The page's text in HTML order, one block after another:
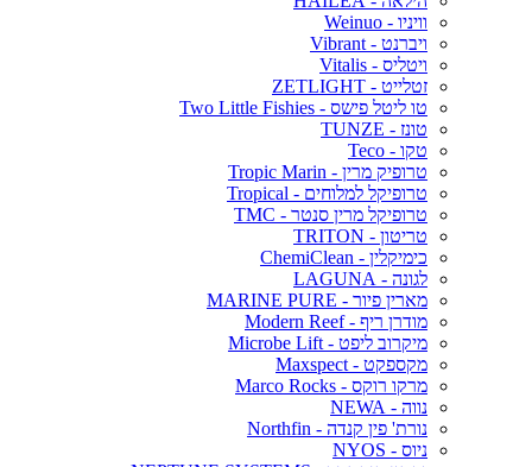
וויניו - Weinuo
ויברנט - Vibrant
ויטליס - Vitalis
זטלייט - ZETLIGHT
טו ליטל פישס - Two Little Fishies
טונז - TUNZE
טקו - Teco
טרופיק מרין - Tropic Marin
טרופיקל למלוחים - Tropical
טרופיקל מרין סנטר - TMC
טריטון - TRITON
כימיקלין - ChemiClean
לגונה - LAGUNA
מארין פיור - MARINE PURE
מודרן ריף - Modern Reef
מיקרוב ליפט - Microbe Lift
מקספקט - Maxspect
מרקו רוקס - Marco Rocks
נווה - NEWA
נורת' פין קנדה - Northfin
ניוס - NYOS